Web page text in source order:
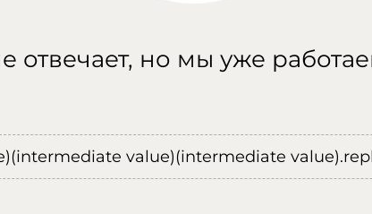
отвечает, но мы уже
value)(intermediate